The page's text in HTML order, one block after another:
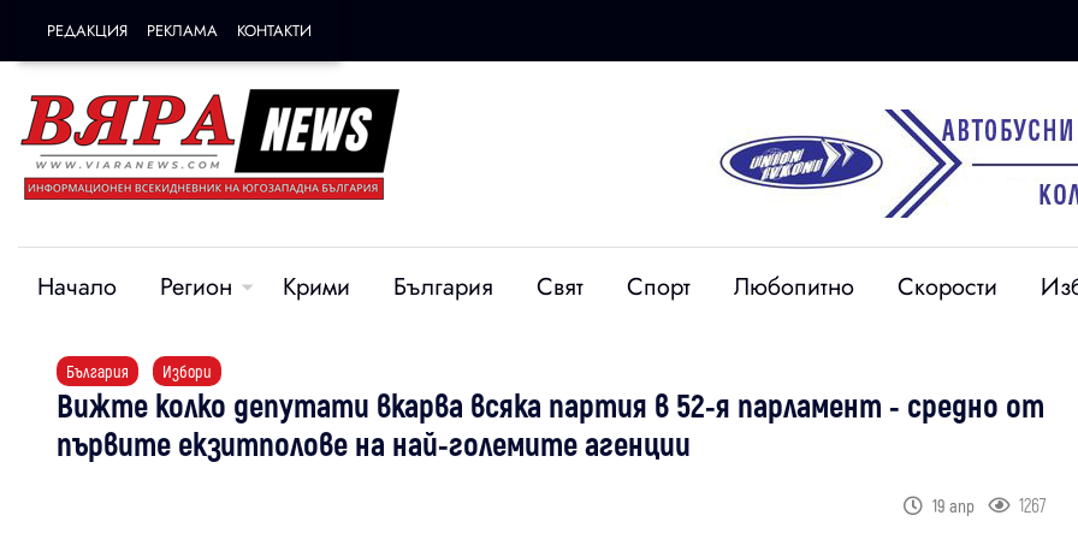
РЕДАКЦИЯ РЕКЛАМА КОНТАКТИ
Начало Регион Крими България Свят Спорт Любопитно Скорости
България Избори
Вижте колко депутати вкарва всяка партия в 52-я парламент - средно от
първите екзитполове на най-големите агенции
19 апр 1267